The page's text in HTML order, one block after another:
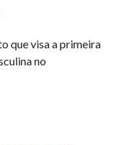
que visa a primeira
no